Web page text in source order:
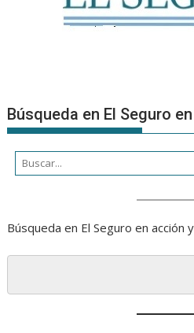
Búsqueda en El Seguro
Búsqueda en El Seguro en acción